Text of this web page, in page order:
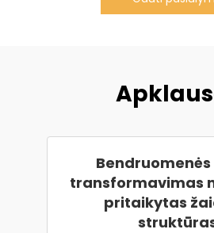
transformavimas
pritaikytas